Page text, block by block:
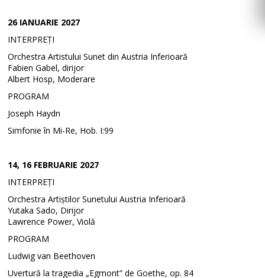
26 IANUARIE 2027
INTERPREȚI
Orchestra Artistului Sunet din Austria Inferioară
Fabien Gabel, dirijor
Albert Hosp, Moderare
PROGRAM
Joseph Haydn
Simfonie în Mi-Re, Hob. I:99
14, 16 FEBRUARIE 2027
INTERPREȚI
Orchestra Artiștilor Sunetului Austria Inferioară
Yutaka Sado, Dirijor
Lawrence Power, Violă
PROGRAM
Ludwig van Beethoven
Uvertură la tragedia „Egmont” de Goethe, op. 84